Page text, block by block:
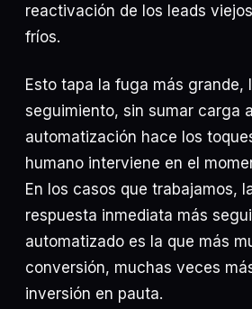
reactivación de los leads
fríos.
Esto tapa la fuga más grande,
seguimiento, sin sumar carga
automatización hace los
humano interviene en el
En los casos que trabajamos,
respuesta inmediata más
automatizado es la que más
conversión, muchas veces
inversión en pauta.